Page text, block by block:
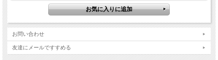
お問い合わせ
友達にメールですすめる